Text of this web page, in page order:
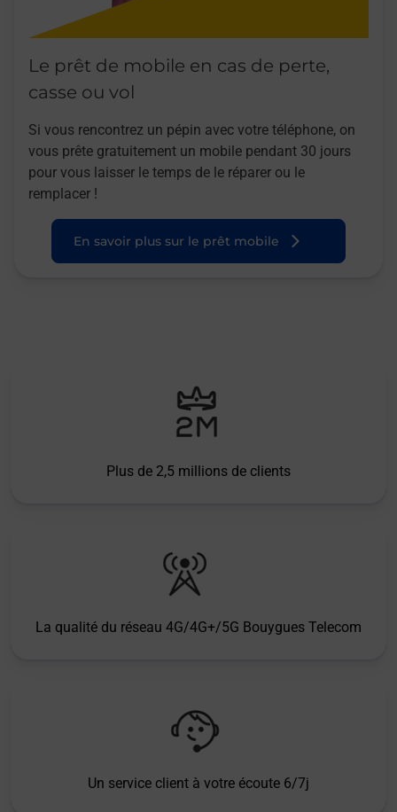
Le prêt de mobile en cas de perte,
casse ou vol
Si vous rencontrez un pépin avec votre téléphone, on
vous prête gratuitement un mobile pendant 30 jours
pour vous laisser le temps de le réparer ou le
remplacer !
En savoir plus sur le prêt mobile
Plus de 2,5 millions de clients
La qualité du réseau 4G/4G+/5G Bouygues Telecom
Un service client à votre écoute 6/7j